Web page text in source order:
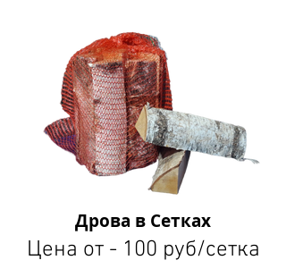
Дрова в Сетках
Цена от - 100 руб/сетка